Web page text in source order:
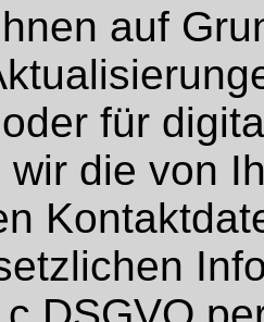
auf
für
die von